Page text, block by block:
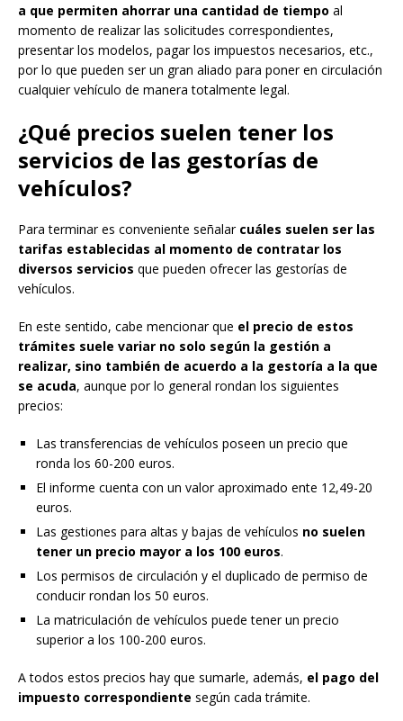
a que permiten ahorrar una cantidad de tiempo al
momento de realizar las solicitudes correspondientes,
presentar los modelos, pagar los impuestos necesarios, etc.,
por lo que pueden ser un gran aliado para poner en circulación
cualquier vehículo de manera totalmente legal.
¿Qué precios suelen tener los
servicios de las gestorías de
vehículos?
Para terminar es conveniente señalar cuáles suelen ser las
tarifas establecidas al momento de contratar los
diversos servicios que pueden ofrecer las gestorías de
vehículos.
En este sentido, cabe mencionar que el precio de estos
trámites suele variar no solo según la gestión a
realizar, sino también de acuerdo a la gestoría a la que
se acuda, aunque por lo general rondan los siguientes
precios:
Las transferencias de vehículos poseen un precio que
ronda los 60-200 euros.
El informe cuenta con un valor aproximado ente 12,49-20
euros.
Las gestiones para altas y bajas de vehículos no suelen
tener un precio mayor a los 100 euros.
Los permisos de circulación y el duplicado de permiso de
conducir rondan los 50 euros.
La matriculación de vehículos puede tener un precio
superior a los 100-200 euros.
A todos estos precios hay que sumarle, además, el pago del
impuesto correspondiente según cada trámite.